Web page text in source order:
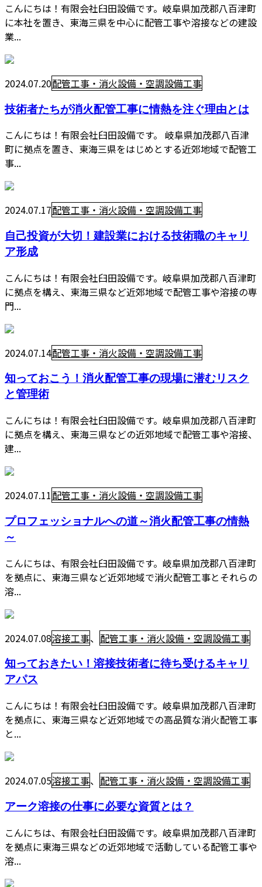
こんにちは！有限会社臼田設備です。岐阜県加茂郡八百津町
に本社を置き、東海三県を中心に配管工事や溶接などの建設
業...
2024.07.20配管工事・消火設備・空調設備工事
技術者たちが消火配管工事に情熱を注ぐ理由とは
こんにちは！有限会社臼田設備です。 岐阜県加茂郡八百津
町に拠点を置き、東海三県をはじめとする近郊地域で配管工
事...
2024.07.17配管工事・消火設備・空調設備工事
自己投資が大切！建設業における技術職のキャリ
ア形成
こんにちは！有限会社臼田設備です。岐阜県加茂郡八百津町
に拠点を構え、東海三県など近郊地域で配管工事や溶接の専
門...
2024.07.14配管工事・消火設備・空調設備工事
知っておこう！消火配管工事の現場に潜むリスク
と管理術
こんにちは！有限会社臼田設備です。岐阜県加茂郡八百津町
に拠点を構え、東海三県などの近郊地域で配管工事や溶接、
建...
2024.07.11配管工事・消火設備・空調設備工事
プロフェッショナルへの道～消火配管工事の情熱
～
こんにちは、有限会社臼田設備です。岐阜県加茂郡八百津町
を拠点に、東海三県など近郊地域で消火配管工事とそれらの
溶...
2024.07.08溶接工事、 配管工事・消火設備・空調設備工事
知っておきたい！溶接技術者に待ち受けるキャリ
アパス
こんにちは！有限会社臼田設備です。岐阜県加茂郡八百津町
を拠点に、東海三県など近郊地域での高品質な消火配管工事
と...
2024.07.05溶接工事、 配管工事・消火設備・空調設備工事
アーク溶接の仕事に必要な資質とは？
こんにちは、有限会社臼田設備です。岐阜県加茂郡八百津町
を拠点に東海三県などの近郊地域で活動している配管工事や
溶...